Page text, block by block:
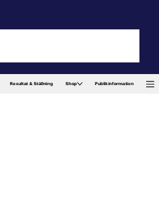
Resultat & Ställning Shop Publikinformation